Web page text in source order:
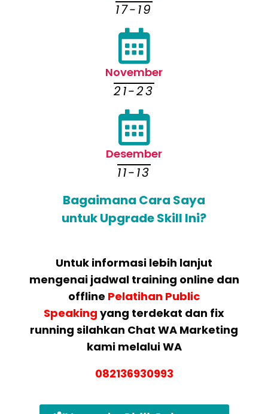
17-19
November
21-23
Desember
11-13
Bagaimana Cara Saya
untuk Upgrade Skill Ini?
Untuk informasi lebih lanjut
mengenai jadwal training online dan
offline Pelatihan Public
Speaking yang terdekat dan fix
running silahkan Chat WA Marketing
kami melalui WA
082136930993